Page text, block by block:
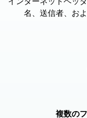
名、送信者、お
複数の